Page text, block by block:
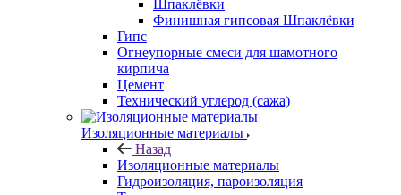
Шпаклёвки
Финишная гипсовая Шпаклёвки
Гипс
Огнеупорные смеси для шамотного
кирпича
Цемент
Технический углерод (сажа)
Изоляционные материалы
Назад
Изоляционные материалы
Гидроизоляция, пароизоляция